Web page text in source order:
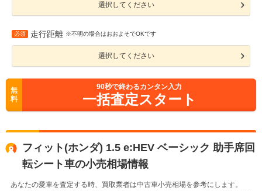
選択してください
必須 走行距離 ※不明の場合はおおよそでOKです
選択してください
無
料
90秒で終わるカンタン入力
一括査定スタート
フィット(ホンダ) 1.5 e:HEV ベーシック 助手席回
転シート車の小売相場情報
あなたの愛車を査定する時、買取業者は中古車小売相場を参考にします。